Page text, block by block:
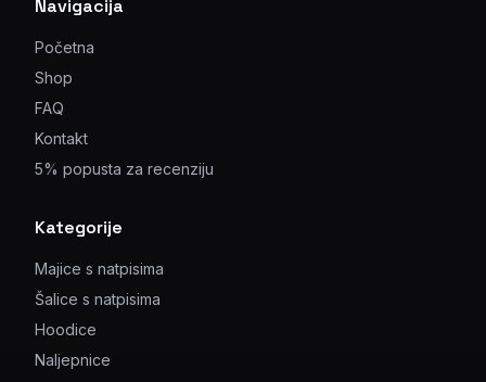
Navigacija
Početna
Shop
FAQ
Kontakt
5% popusta za recenziju
Kategorije
Majice s natpisima
Šalice s natpisima
Hoodice
Naljepnice